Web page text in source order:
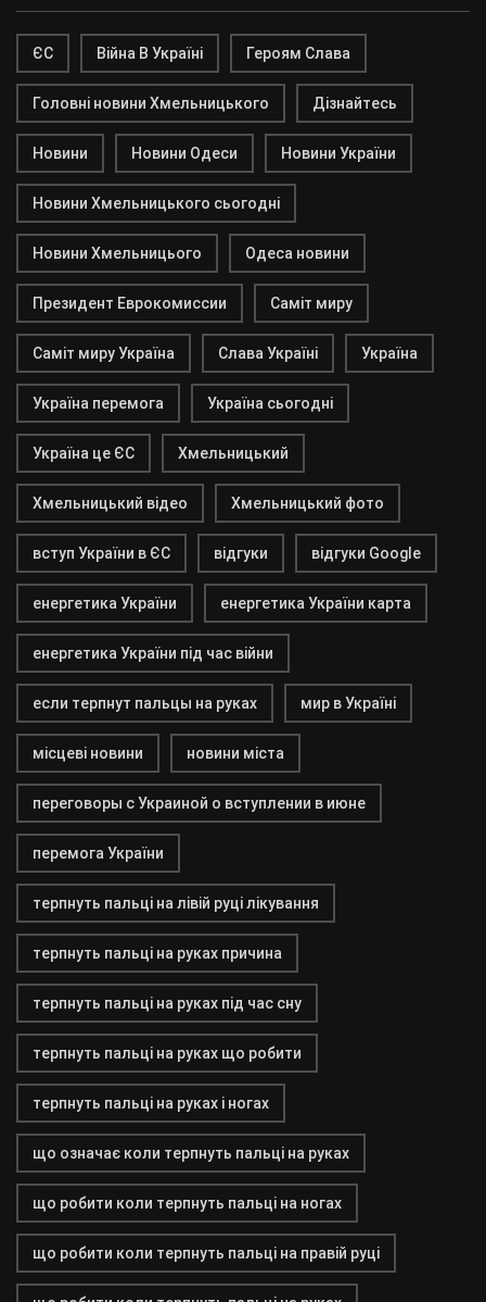
ЄС Війна В Україні Героям Слава
Головні новини Хмельницького Дізнайтесь
Новини Новини Одеси Новини України
Новини Хмельницького сьогодні
Новини Хмельницього Одеса новини
Президент Еврокомиссии Саміт миру
Саміт миру Україна Слава Україні Україна
Україна перемога Україна сьогодні
Україна це ЄС Хмельницький
Хмельницький відео Хмельницький фото
вступ України в ЄС відгуки відгуки Google
енергетика України енергетика України карта
енергетика України під час війни
если терпнут пальцы на руках мир в Україні
місцеві новини новини міста
переговоры с Украиной о вступлении в июне
перемога України
терпнуть пальці на лівій руці лікування
терпнуть пальці на руках причина
терпнуть пальці на руках під час сну
терпнуть пальці на руках що робити
терпнуть пальці на руках і ногах
що означає коли терпнуть пальці на руках
що робити коли терпнуть пальці на ногах
що робити коли терпнуть пальці на правій руці